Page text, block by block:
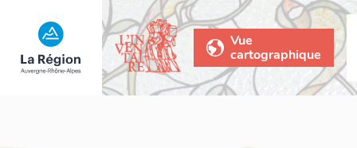
Vue
cartographique